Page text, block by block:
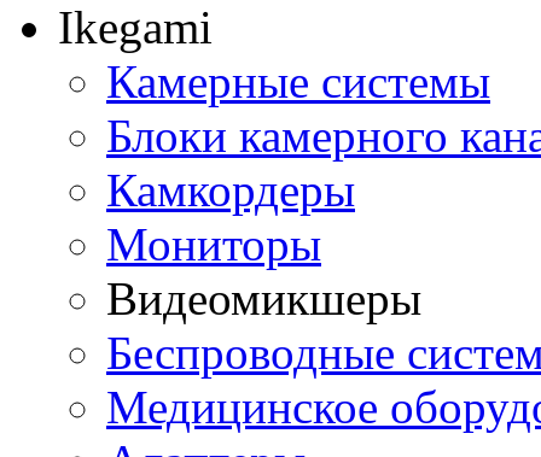
Ikegami
Камерные системы
Блоки камерного
Камкордеры
Мониторы
Видеомикшеры
Беспроводные
Медицинское